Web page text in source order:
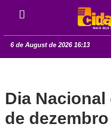
6 de August de 2026 16:13
Dia Nacional
de dezembro